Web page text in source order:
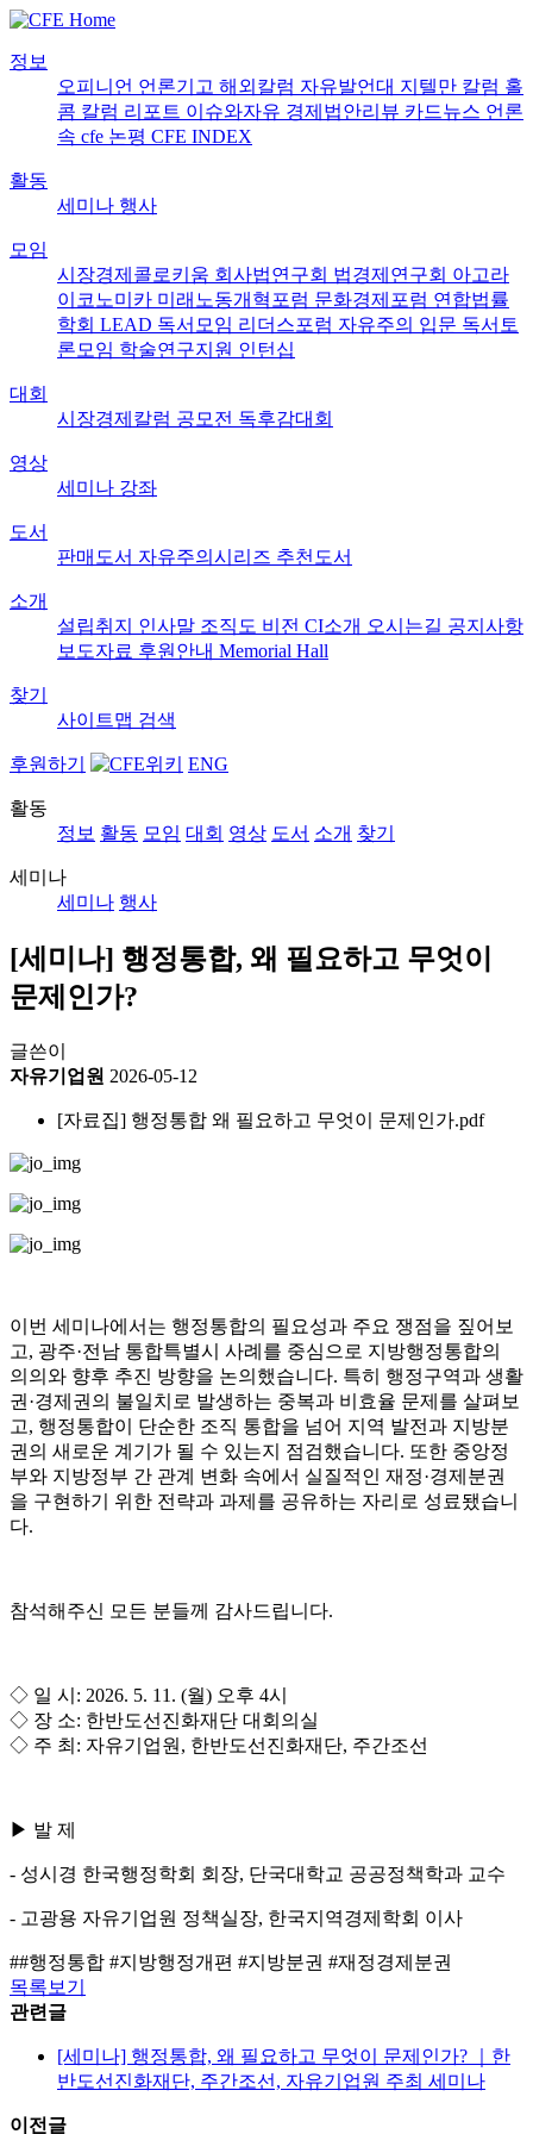
정보
오피니언 언론기고 해외칼럼 자유발언대 지텔만 칼럼 홀
콤 칼럼 리포트 이슈와자유 경제법안리뷰 카드뉴스 언론
속 cfe 논평 CFE INDEX
활동
세미나 행사
모임
시장경제콜로키움 회사법연구회 법경제연구회 아고라
이코노미카 미래노동개혁포럼 문화경제포럼 연합법률
학회 LEAD 독서모임 리더스포럼 자유주의 입문 독서토
론모임 학술연구지원 인턴십
대회
시장경제칼럼 공모전 독후감대회
영상
세미나 강좌
도서
판매도서 자유주의시리즈 추천도서
소개
설립취지 인사말 조직도 비전 CI소개 오시는길 공지사항
보도자료 후원안내 Memorial Hall
찾기
사이트맵 검색
후원하기 ENG
활동
정보 활동 모임 대회 영상 도서 소개 찾기
세미나
세미나 행사
[세미나] 행정통합, 왜 필요하고 무엇이
문제인가?
글쓴이
자유기업원 2026-05-12
[자료집] 행정통합 왜 필요하고 무엇이 문제인가.pdf
이번 세미나에서는 행정통합의 필요성과 주요 쟁점을 짚어보
고, 광주·전남 통합특별시 사례를 중심으로 지방행정통합의
의의와 향후 추진 방향을 논의했습니다. 특히 행정구역과 생활
권·경제권의 불일치로 발생하는 중복과 비효율 문제를 살펴보
고, 행정통합이 단순한 조직 통합을 넘어 지역 발전과 지방분
권의 새로운 계기가 될 수 있는지 점검했습니다. 또한 중앙정
부와 지방정부 간 관계 변화 속에서 실질적인 재정·경제분권
을 구현하기 위한 전략과 과제를 공유하는 자리로 성료됐습니
다.
참석해주신 모든 분들께 감사드립니다.
◇ 일 시: 2026. 5. 11. (월) 오후 4시
◇ 장 소: 한반도선진화재단 대회의실
◇ 주 최: 자유기업원, 한반도선진화재단, 주간조선
▶ 발 제
- 성시경 한국행정학회 회장, 단국대학교 공공정책학과 교수
- 고광용 자유기업원 정책실장, 한국지역경제학회 이사
##행정통합 #지방행정개편 #지방분권 #재정경제분권
목록보기
관련글
[세미나] 행정통합, 왜 필요하고 무엇이 문제인가? ｜한
반도선진화재단, 주간조선, 자유기업원 주최 세미나
이전글